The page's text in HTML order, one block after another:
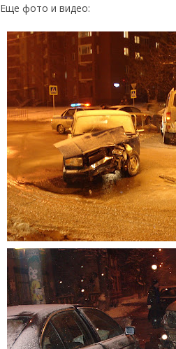
Еще фото и видео: